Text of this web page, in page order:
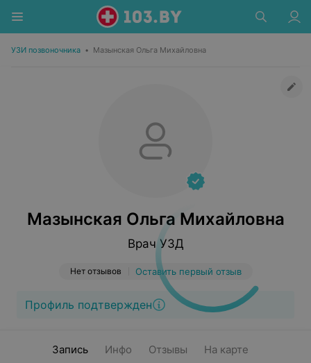
УЗИ позвоночника • Мазынская Ольга Михайловна
Мазынская Ольга Михайловна
Врач УЗД
Нет отзывов Оставить первый отзыв
Профиль подтвержден
Запись Инфо Отзывы На карте